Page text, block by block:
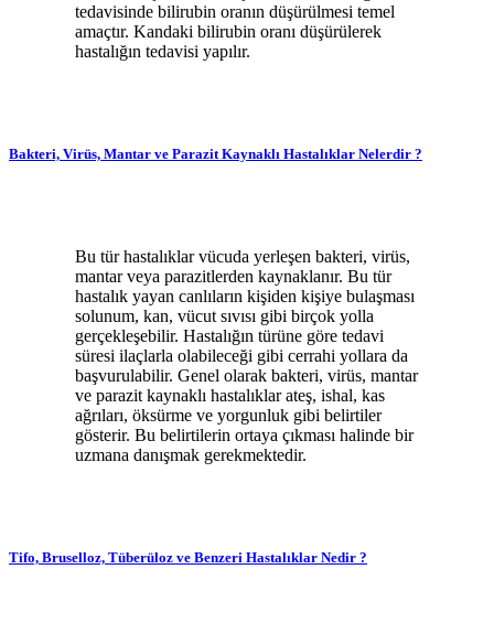
tedavisinde bilirubin oranın düşürülmesi temel
amaçtır. Kandaki bilirubin oranı düşürülerek
hastalığın tedavisi yapılır.
Bakteri, Virüs, Mantar ve Parazit Kaynaklı Hastalıklar Nelerdir ?
Bu tür hastalıklar vücuda yerleşen bakteri, virüs,
mantar veya parazitlerden kaynaklanır. Bu tür
hastalık yayan canlıların kişiden kişiye bulaşması
solunum, kan, vücut sıvısı gibi birçok yolla
gerçekleşebilir. Hastalığın türüne göre tedavi
süresi ilaçlarla olabileceği gibi cerrahi yollara da
başvurulabilir. Genel olarak bakteri, virüs, mantar
ve parazit kaynaklı hastalıklar ateş, ishal, kas
ağrıları, öksürme ve yorgunluk gibi belirtiler
gösterir. Bu belirtilerin ortaya çıkması halinde bir
uzmana danışmak gerekmektedir.
Tifo, Bruselloz, Tüberüloz ve Benzeri Hastalıklar Nedir ?